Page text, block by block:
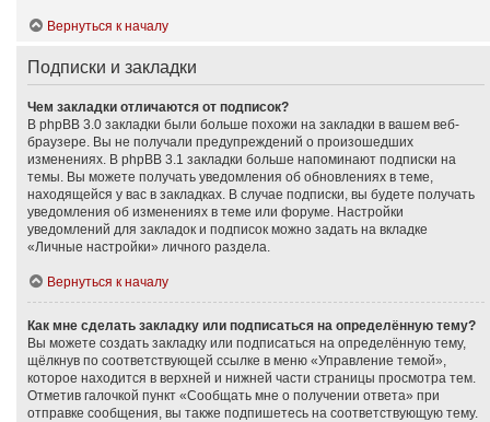
Вернуться к началу
Подписки и закладки
Чем закладки отличаются от подписок?
В phpBB 3.0 закладки были больше похожи на закладки в вашем веб-
браузере. Вы не получали предупреждений о произошедших
изменениях. В phpBB 3.1 закладки больше напоминают подписки на
темы. Вы можете получать уведомления об обновлениях в теме,
находящейся у вас в закладках. В случае подписки, вы будете получать
уведомления об изменениях в теме или форуме. Настройки
уведомлений для закладок и подписок можно задать на вкладке
«Личные настройки» личного раздела.
Вернуться к началу
Как мне сделать закладку или подписаться на определённую тему?
Вы можете создать закладку или подписаться на определённую тему,
щёлкнув по соответствующей ссылке в меню «Управление темой»,
которое находится в верхней и нижней части страницы просмотра тем.
Отметив галочкой пункт «Сообщать мне о получении ответа» при
отправке сообщения, вы также подпишетесь на соответствующую тему.